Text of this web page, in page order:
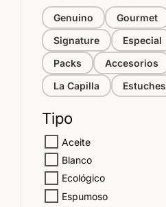
Genuino
Gourmet
Signature
Especial
Packs
Accesorios
La Capilla
Estuches
Tipo
Aceite
Blanco
Ecológico
Espumoso